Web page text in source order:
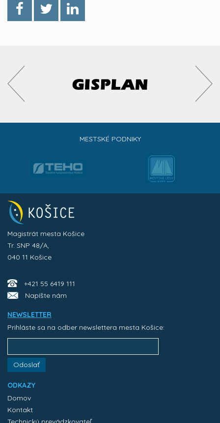
MESTSKÉ PODNIKY
Magistrát mesta Košice
Tr. SNP 48/A,
040 11 Košice
+421 55 6419 111
Napíšte nám
NEWSLETTER
Prihláste sa na odber newslettera mesta Košice:
Odoslať
ODKAZY
Domov
Kontakt